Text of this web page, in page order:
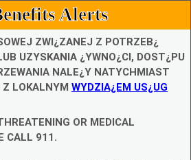
Alerts
ZWI¿ZANEJ Z POTRZEB¿
UZYSKANIA ¿YWNO¿CI, DOST¿PU
NALE¿Y NATYCHMIAST
Z LOKALNYM WYDZIA¿EM US¿UG
OR MEDICAL
CALL 911.